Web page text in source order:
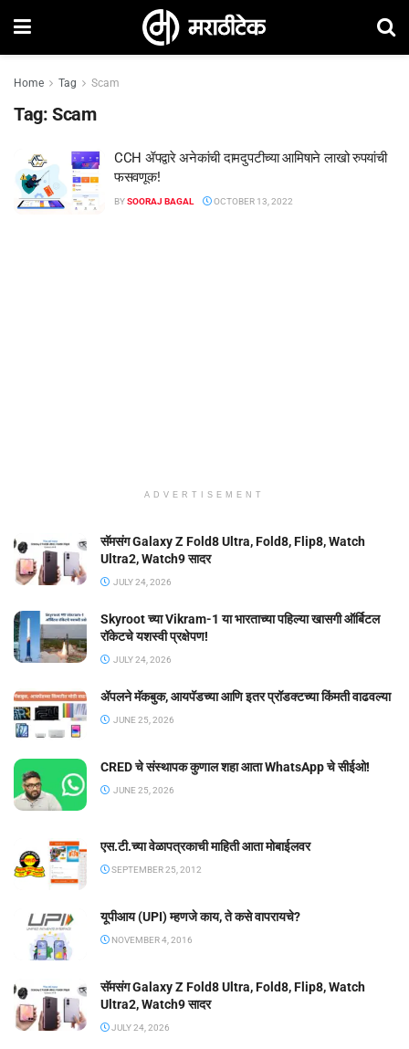
Home Tag Scam
Tag: Scam
CCH ॲपद्वारे अनेकांची दामदुपटीच्या आमिषाने लाखो रुपयांची
फसवणूक!
BYSOORAJ BAGAL OCTOBER 13, 2022
ADVERTISEMENT
सॅमसंग Galaxy Z Fold8 Ultra, Fold8, Flip8, Watch
Ultra2, Watch9 सादर
JULY 24, 2026
Skyroot च्या Vikram-1 या भारताच्या पहिल्या खासगी ऑर्बिटल
रॉकेटचे यशस्वी प्रक्षेपण!
JULY 24, 2026
ॲपलने मॅकबुक, आयपॅडच्या आणि इतर प्रॉडक्टच्या किंमती वाढवल्या
JUNE 25, 2026
CRED चे संस्थापक कुणाल शहा आता WhatsApp चे सीईओ!
JUNE 25, 2026
एस.टी.च्या वेळापत्रकाची माहिती आता मोबाईलवर
SEPTEMBER 25, 2012
यूपीआय (UPI) म्हणजे काय, ते कसे वापरायचे?
NOVEMBER 4, 2016
सॅमसंग Galaxy Z Fold8 Ultra, Fold8, Flip8, Watch
Ultra2, Watch9 सादर
JULY 24, 2026